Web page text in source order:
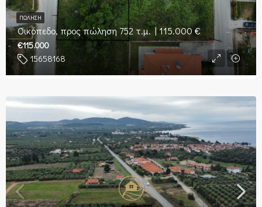
Οικόπεδο, προς πώληση 752 τ.μ. | 115.000 €
15658168
€115.000
ΠΏΛΗΣΗ